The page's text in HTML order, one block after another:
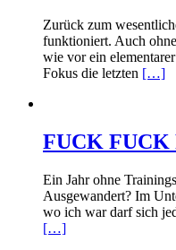
Zurück zum
funktioniert. Auch
wie vor ein
Fokus die letzten […]
FUCK FUCK
Ein Jahr ohne
Ausgewandert? Im
wo ich war darf sich
[…]